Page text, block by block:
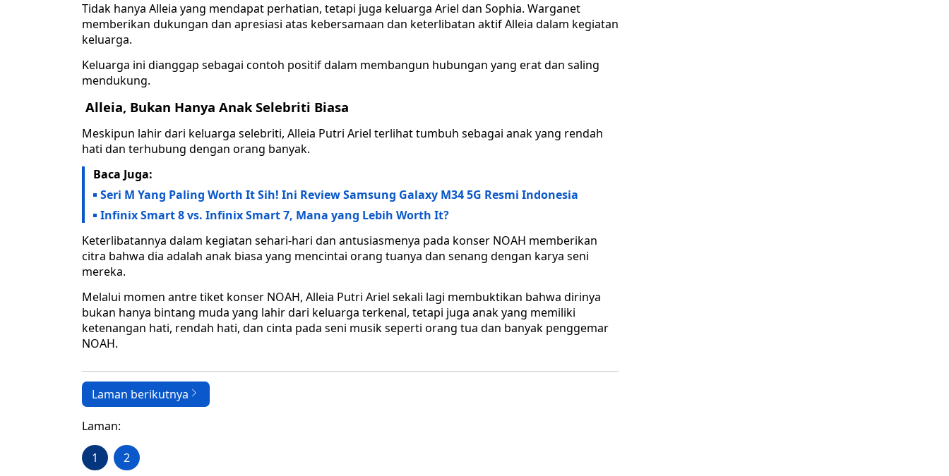
Tidak hanya Alleia yang mendapat perhatian, tetapi juga keluarga Ariel dan Sophia. Warganet
memberikan dukungan dan apresiasi atas kebersamaan dan keterlibatan aktif Alleia dalam kegiatan
keluarga.
Keluarga ini dianggap sebagai contoh positif dalam membangun hubungan yang erat dan saling
mendukung.
Alleia, Bukan Hanya Anak Selebriti Biasa
Meskipun lahir dari keluarga selebriti, Alleia Putri Ariel terlihat tumbuh sebagai anak yang rendah
hati dan terhubung dengan orang banyak.
Baca Juga:
Seri M Yang Paling Worth It Sih! Ini Review Samsung Galaxy M34 5G Resmi Indonesia
Infinix Smart 8 vs. Infinix Smart 7, Mana yang Lebih Worth It?
Keterlibatannya dalam kegiatan sehari-hari dan antusiasmenya pada konser NOAH memberikan
citra bahwa dia adalah anak biasa yang mencintai orang tuanya dan senang dengan karya seni
mereka.
Melalui momen antre tiket konser NOAH, Alleia Putri Ariel sekali lagi membuktikan bahwa dirinya
bukan hanya bintang muda yang lahir dari keluarga terkenal, tetapi juga anak yang memiliki
ketenangan hati, rendah hati, dan cinta pada seni musik seperti orang tua dan banyak penggemar
NOAH.
Laman berikutnya
Laman:
1 2